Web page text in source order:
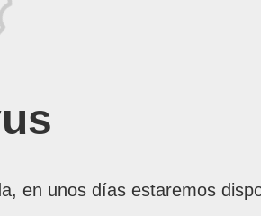
en unos días estaremos